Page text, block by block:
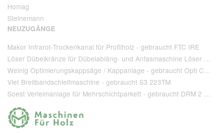
Homag
Steinemann
NEUZUGÄNGE
Makor Infrarot-Trockenkanal für Profilholz - gebraucht FTC IRE
Löser Dübelkränze für Dübelabläng- und Anfasmaschine Löser Type AA 220 - gebraucht
Weinig Optimierungskappsäge / Kappanlage - gebraucht Opti Cut 90
Viet Breitbandschleifmaschine - gebraucht S3 223TM
Soest Verleimanlage für Mehrschichtparkett - gebraucht DRM 2 1 400 + T 80